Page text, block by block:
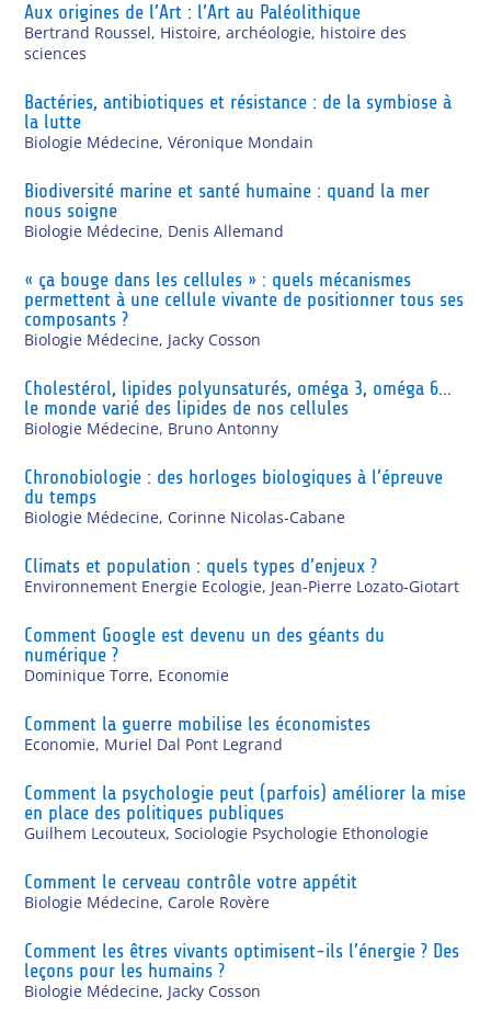
Aux origines de l’Art : l’Art au Paléolithique
Bertrand Roussel, Histoire, archéologie, histoire des
sciences
Bactéries, antibiotiques et résistance : de la symbiose à
la lutte
Biologie Médecine,Véronique Mondain
Biodiversité marine et santé humaine : quand la mer
nous soigne
Biologie Médecine, Denis Allemand
« ça bouge dans les cellules » : quels mécanismes
permettent à une cellule vivante de positionner tous ses
composants ?
Biologie Médecine, Jacky Cosson
Cholestérol, lipides polyunsaturés, oméga 3, oméga 6…
le monde varié des lipides de nos cellules
Biologie Médecine, Bruno Antonny
Chronobiologie : des horloges biologiques à l’épreuve
du temps
Biologie Médecine, Corinne Nicolas-Cabane
Climats et population : quels types d’enjeux ?
Environnement Energie Ecologie, Jean-Pierre Lozato-Giotart
Comment Google est devenu un des géants du
numérique ?
Dominique Torre, Economie
Comment la guerre mobilise les économistes
Economie, Muriel Dal Pont Legrand
Comment la psychologie peut (parfois) améliorer la mise
en place des politiques publiques
Guilhem Lecouteux,Sociologie Psychologie Ethonologie
Comment le cerveau contrôle votre appétit
Biologie Médecine, Carole Rovère
Comment les êtres vivants optimisent-ils l’énergie ? Des
leçons pour les humains ?
Biologie Médecine, Jacky Cosson